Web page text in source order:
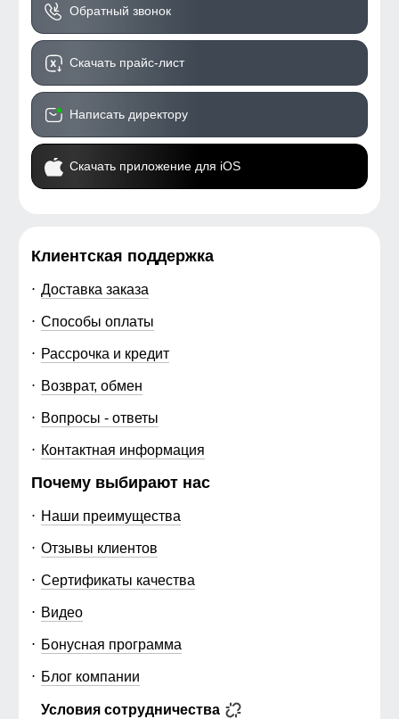
Обратный звонок
Скачать прайс-лист
Написать директору
Скачать приложение для iOS
Клиентская поддержка
Доставка заказа
Способы оплаты
Рассрочка и кредит
Возврат, обмен
Вопросы - ответы
Контактная информация
Почему выбирают нас
Наши преимущества
Отзывы клиентов
Сертификаты качества
Видео
Бонусная программа
Блог компании
Условия сотрудничества